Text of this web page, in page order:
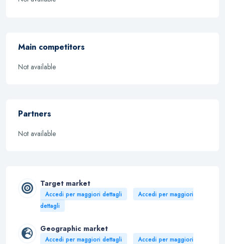
Main competitors
Not available
Partners
Not available
Target market
Accedi per maggiori dettagli
Accedi per maggiori
dettagli
Geographic market
Accedi per maggiori dettagli
Accedi per maggiori